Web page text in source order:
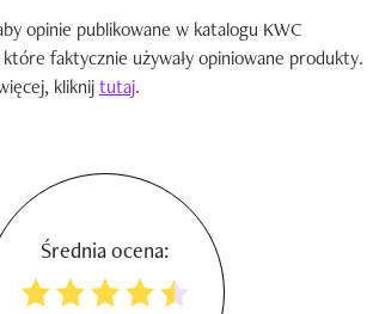
opinie publikowane w katalogu KWC
które faktycznie używały opiniowane produkty.
kliknijtutaj.
Średnia ocena: